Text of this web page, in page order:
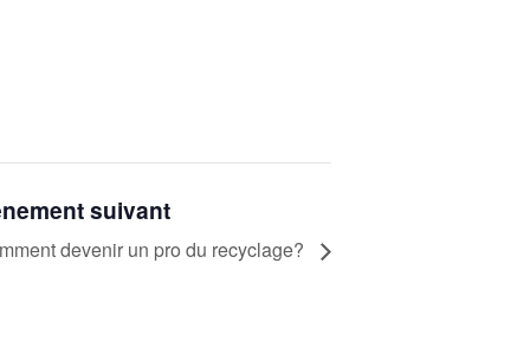
suivant
devenir un pro du recyclage?